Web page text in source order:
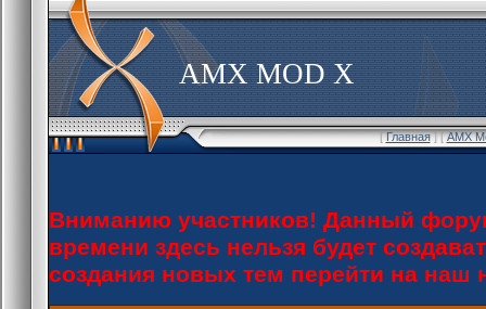
AMX MOD X
[Главная] [AMX
Вниманию участников! Данный
времени здесь нельзя будет
создания новых тем перейти на